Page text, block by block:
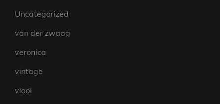
Uncategorized
van der zwaag
veronica
vintage
viool